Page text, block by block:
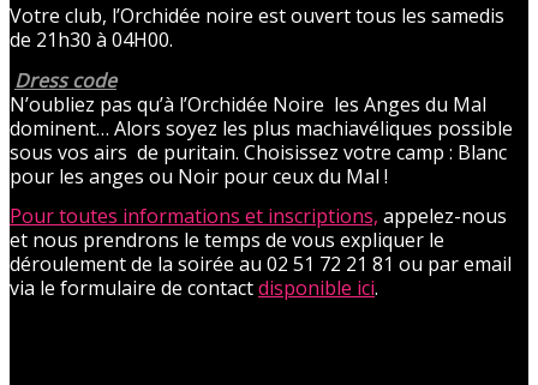
Votre club, l’Orchidée noire est ouvert tous les samedis
de 21h30 à 04H00.
Dress code
N’oubliez pas qu’à l’Orchidée Noire les Anges du Mal
dominent… Alors soyez les plus machiavéliques possible
sous vos airs de puritain. Choisissez votre camp : Blanc
pour les anges ou Noir pour ceux du Mal !
Pour toutes informations et inscriptions, appelez-nous
et nous prendrons le temps de vous expliquer le
déroulement de la soirée au 02 51 72 21 81 ou par email
via le formulaire de contactdisponible ici.